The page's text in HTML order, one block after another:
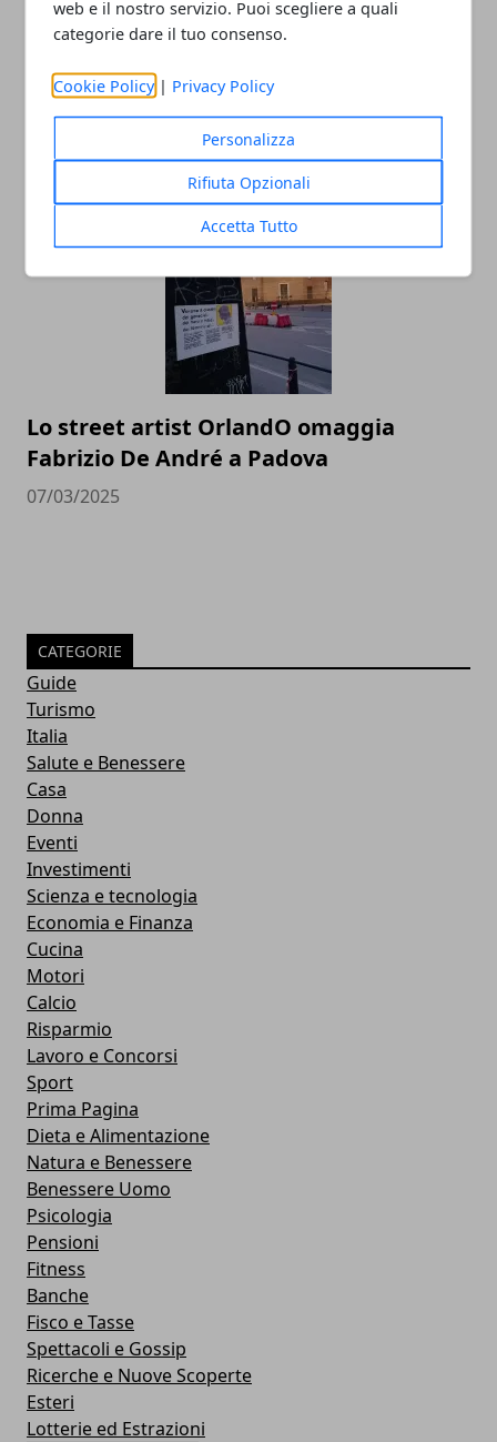
web e il nostro servizio. Puoi scegliere a quali
categorie dare il tuo consenso.
Cookie Policy | Privacy Policy
Personalizza
Rifiuta Opzionali
Accetta Tutto
Cosa aspettarsi da un’agenzia hostess
Lo street artist OrlandO omaggia
Fabrizio De André a Padova
07/03/2025
CATEGORIE
Guide
Turismo
Italia
Salute e Benessere
Casa
Donna
Eventi
Investimenti
Scienza e tecnologia
Economia e Finanza
Cucina
Motori
Calcio
Risparmio
Lavoro e Concorsi
Sport
Prima Pagina
Dieta e Alimentazione
Natura e Benessere
Benessere Uomo
Psicologia
Pensioni
Fitness
Banche
Fisco e Tasse
Spettacoli e Gossip
Ricerche e Nuove Scoperte
Esteri
Lotterie ed Estrazioni